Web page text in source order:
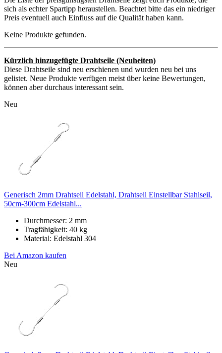
sich als echter Spartipp heraustellen. Beachtet bitte das ein niedriger
Preis eventuell auch Einfluss auf die Qualität haben kann.
Keine Produkte gefunden.
Kürzlich hinzugefügte Drahtseile (Neuheiten)
Diese Drahtseile sind neu erschienen und wurden neu bei uns
gelistet. Neue Produkte verfügen meist über keine Bewertungen,
können aber durchaus interessant sein.
Neu
Generisch 2mm Drahtseil Edelstahl, Drahtseil Einstellbar Stahlseil,
50cm-300cm Edelstahl...
Durchmesser: 2 mm
Tragfähigkeit: 40 kg
Material: Edelstahl 304
Bei Amazon kaufen
Neu